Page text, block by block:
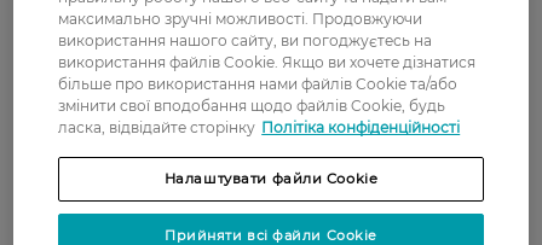
Тінт для губ Essence Hydra
Kiss Lip Tint 02 Vintage Rose
максимально зручні можливості. Продовжуючи
використання нашого сайту, ви погоджуєтесь на
використання файлів Cookie. Якщо ви хочете дізнатися
більше про використання нами файлів Cookie та/або
змінити свої вподобання щодо файлів Cookie, будь
ласка, відвідайте сторінку Політіка конфіденційності
Налаштувати файли Cookie
Прийняти всі файли Cookie